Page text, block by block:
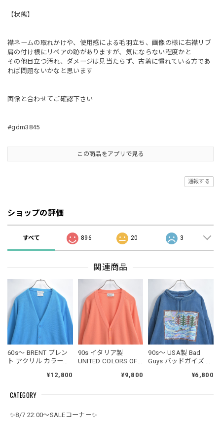
CATEGORY
✨8/7 22:00～SALEコーナー✨
【状態】
襟ネームの取れかけや、使用感による毛羽立ち、画像の様に右襟リブ
肩の付け根にリペアの跡がありますが、気にならない程度かと
その他目立つ汚れ、ダメージは見当たらず、古着に慣れている方であ
れば問題ないかなと思います
画像と合わせてご確認下さい
#gdm3845
この商品をアプリで見る
通報する
ショップの評価
すべて 896 20 3
関連商品
60s～ BRENT ブレン
ト アクリル カラーニ
ィガン セーター ター
テージ ビンテージ
ンズLサイズ
¥12,800
90s イタリア製
UNITED COLORS OF
ッドカラーズオブベ
ネック ニット カーデ
テージ ビンテージ ヨ
ーロッパ古着 メンズ
¥9,800
90s～ USA製 Bad
Guys バッドガイズ モ
トリング カヌーグラ
トレーナー デサント
¥6,800